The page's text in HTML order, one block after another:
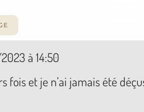
à 14:50
fois et je n’ai jamais été